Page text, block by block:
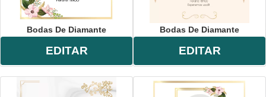
Bodas De Diamante
EDITAR
Bodas De Diamante
EDITAR